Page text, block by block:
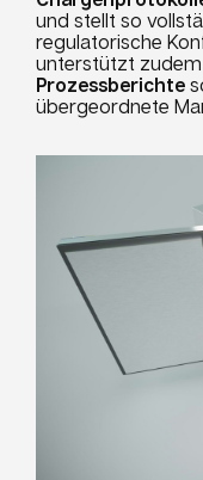
und stellt so
regulatorische
unterstützt
Prozessberichte
übergeordnete